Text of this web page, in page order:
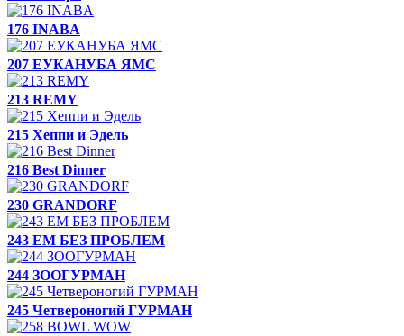
176 INABA
207 ЕУКАНУБА ЯМС
213 REMY
215 Хеппи и Эдель
216 Best Dinner
230 GRANDORF
243 ЕМ БЕЗ ПРОБЛЕМ
244 ЗООГУРМАН
245 Четвероногий ГУРМАН